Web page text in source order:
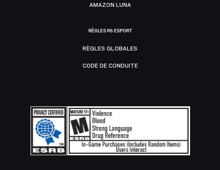
AMAZON LUNA
RÈGLES R6 ESPORT
RÈGLES GLOBALES
CODE DE CONDUITE